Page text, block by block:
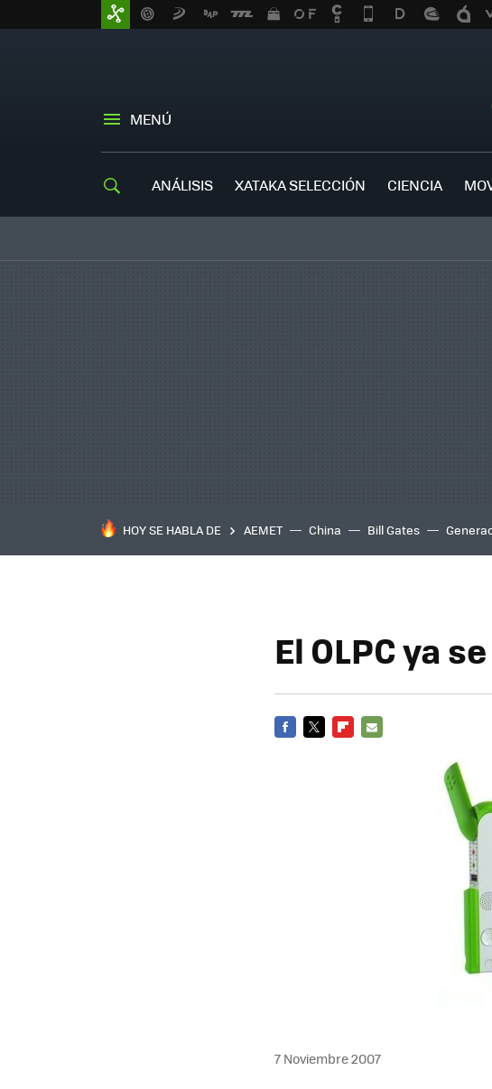
MENÚ
ANÁLISIS XATAKA SELECCIÓN CIENCIA
HOY SE HABLA DE AEMET China Bill Gates
El OLPC ya
7 Noviembre 2007